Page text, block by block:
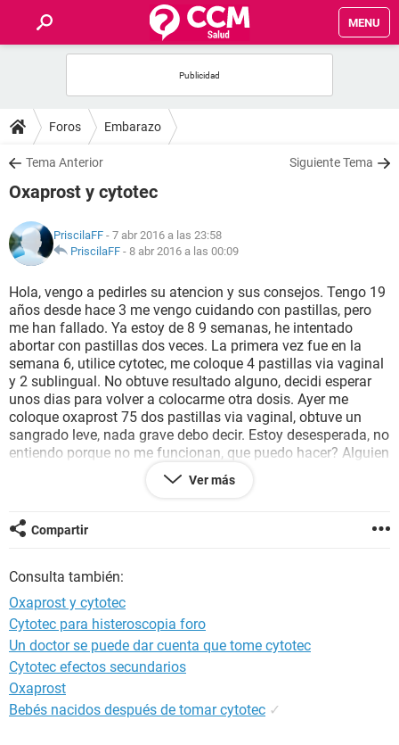
MENU
FOROS
SALUD
FAMILIA
NUTRICIÓN
BIENESTAR
SEXUALIDAD
GLOSARIO
Foros Embarazo
Tema Anterior Siguiente Tema
Oxaprost y cytotec
PriscilaFF - 7 abr 2016 a las 23:58
PriscilaFF - 8 abr 2016 a las 00:09
Hola, vengo a pedirles su atencion y sus consejos. Tengo 19
años desde hace 3 me vengo cuidando con pastillas, pero
me han fallado. Ya estoy de 8 9 semanas, he intentado
abortar con pastillas dos veces. La primera vez fue en la
semana 6, utilice cytotec, me coloque 4 pastillas via vaginal
y 2 sublingual. No obtuve resultado alguno, decidi esperar
unos dias para volver a colocarme otra dosis. Ayer me
coloque oxaprost 75 dos pastillas via vaginal, obtuve un
sangrado leve, nada grave debo decir. Estoy desesperada, no
entiendo porque no me funcionan, que puedo hacer? Alguien
que haya pasado por lo mismo?
Aclaro que en mi pais no es legal el aborto.
no me interesa.
Ver más
Compartir
Consulta también:
Oxaprost y cytotec
Cytotec para histeroscopia foro
Un doctor se puede dar cuenta que tome cytotec
Cytotec efectos secundarios
Oxaprost
Bebés nacidos después de tomar cytotec ✓